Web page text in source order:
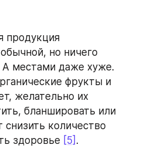
продукция
но ничего
А местами даже хуже.
фрукты и
желательно их
бланшировать или
количество
здоровье
[5] .